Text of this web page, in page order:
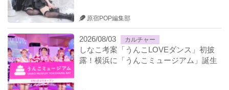
原宿POP編集部
2026/08/03 カルチャー
しなこ考案「うんこLOVEダンス」初披
露！横浜に「うんこミュージアム」誕生